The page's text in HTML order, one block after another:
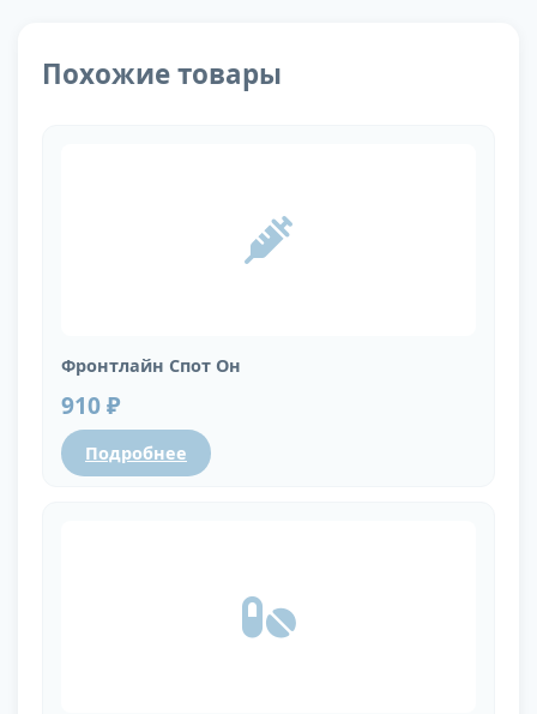
Похожие товары
Фронтлайн Спот Он
910 ₽
Подробнее